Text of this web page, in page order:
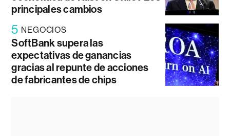
principales cambios
5 NEGOCIOS
SoftBank supera las
expectativas de ganancias
gracias al repunte de acciones
de fabricantes de chips